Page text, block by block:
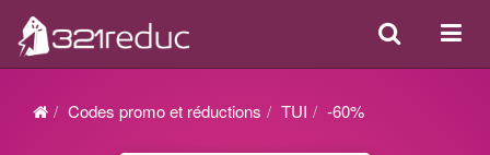
ou
Search
Codes promo et réductions TUI -60%